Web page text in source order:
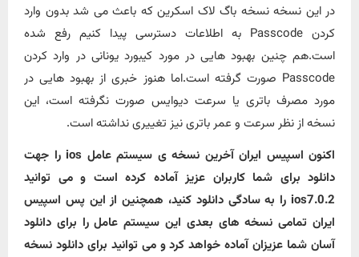
در این نسخه نسخه باگ لاک اسکرین که باعث می شد بدون وارد
کردن Passcode به اطلاعات دسترسی پیدا کنیم رفع شده
است.هم چنین بهبود هایی در مورد کیبورد یونانی در وارد کردن
Passcode صورت گرفته است.اما هنوز خبری از بهبود هایی در
مورد مصرف باتری یا سرعت دیوایس صورت نگرفته است، این
نسخه از نظر سرعت و عمر باتری نیز تغییری نداشته است.
اکنون اسپیس ایران آخرین نسخه ی سیستم عامل ios را جهت
دانلود برای شما کاربران عزیز آماده کرده است و می توانید
ios7.0.2 را به سادگی دانلود کنید، همچنین از این پس اسپیس
ایران تمامی نسخه های بعدی این سیستم عامل را برای دانلود
آسان شما عزیزان آماده خواهد کرد و می توانید برای دانلود نسخه